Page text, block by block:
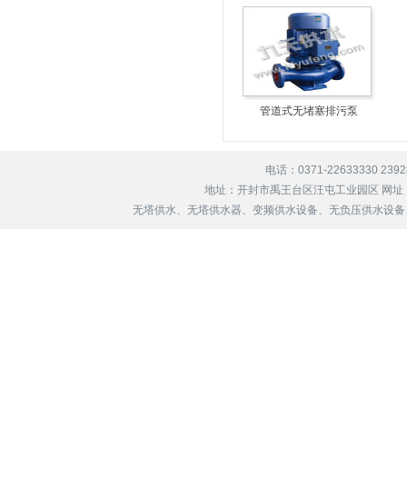
管道式无堵塞排污泵
电话：0371-22633330
地址：开封市禹王台区汪屯工业园区 网址
无塔供水、无塔供水器、变频供水设备、无负压供水设